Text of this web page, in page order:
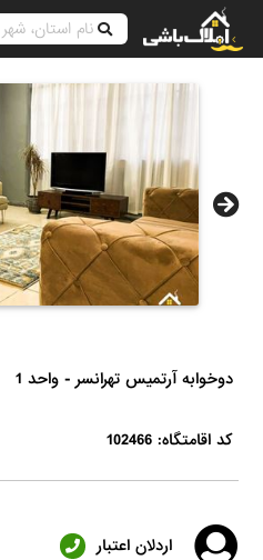
دوخوابه آرتمیس تهرانسر - واحد 1
کد اقامتگاه: 102466
اردلان اعتبار